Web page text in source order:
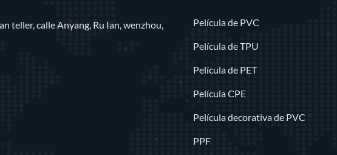
teller, calle Anyang, Ru Ian, wenzhou,
Película de PVC
Película de TPU
Película de PET
Película CPE
Película decorativa de PVC
PPF